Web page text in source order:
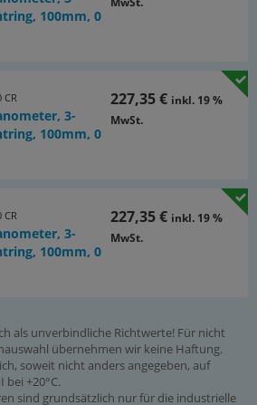
100mm, 0
CR
3-
100mm, 0
227,35 € inkl. 19 %
MwSt.
CR
3-
100mm, 0
227,35 € inkl. 19 %
MwSt.
als unverbindliche Richtwerte! Für nicht
übernehmen wir keine Haftung.
soweit nicht anders angegeben, auf
bei +20°C.
sind grundsätzlich nur für die industrielle